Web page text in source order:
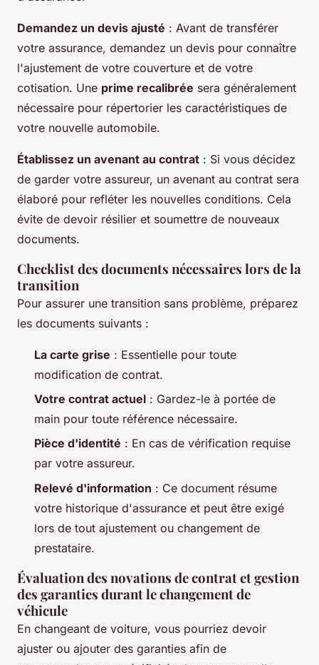
Demandez un devis ajusté : Avant de transférer
votre assurance, demandez un devis pour connaître
l'ajustement de votre couverture et de votre
cotisation. Une prime recalibrée sera généralement
nécessaire pour répertorier les caractéristiques de
votre nouvelle automobile.
Établissez un avenant au contrat : Si vous décidez
de garder votre assureur, un avenant au contrat sera
élaboré pour refléter les nouvelles conditions. Cela
évite de devoir résilier et soumettre de nouveaux
documents.
Checklist des documents nécessaires lors de la
transition
Pour assurer une transition sans problème, préparez
les documents suivants :
La carte grise : Essentielle pour toute
modification de contrat.
Votre contrat actuel : Gardez-le à portée de
main pour toute référence nécessaire.
Pièce d'identité : En cas de vérification requise
par votre assureur.
Relevé d'information : Ce document résume
votre historique d'assurance et peut être exigé
lors de tout ajustement ou changement de
prestataire.
Évaluation des novations de contrat et gestion
des garanties durant le changement de
véhicule
En changeant de voiture, vous pourriez devoir
ajuster ou ajouter des garanties afin de